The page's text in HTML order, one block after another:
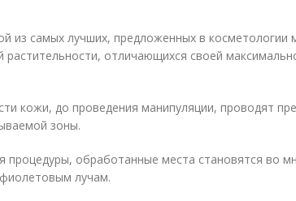
из самых лучших, предложенных в косметологии
отличающихся своей
кожи, до проведения манипуляции, проводят
зоны.
процедуры, обработанные места становятся во
лучам.